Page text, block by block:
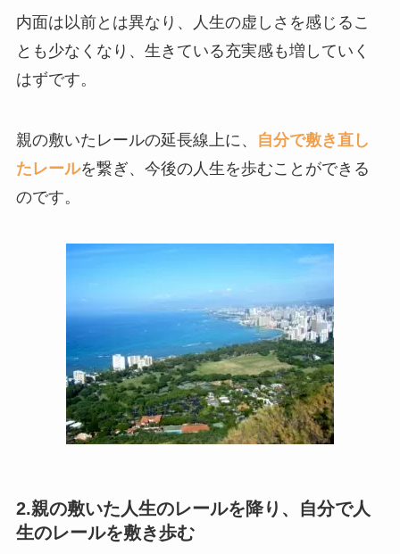
内面は以前とは異なり、人生の虚しさを感じるこ
とも少なくなり、生きている充実感も増していく
はずです。
親の敷いたレールの延長線上に、
自分で敷き直し
たレールを繋ぎ、今後の人生を歩むことができる
のです。
2.親の敷いた人生のレールを降り、自分で人
生のレールを敷き歩む